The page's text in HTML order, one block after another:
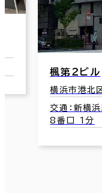
ルーライン)